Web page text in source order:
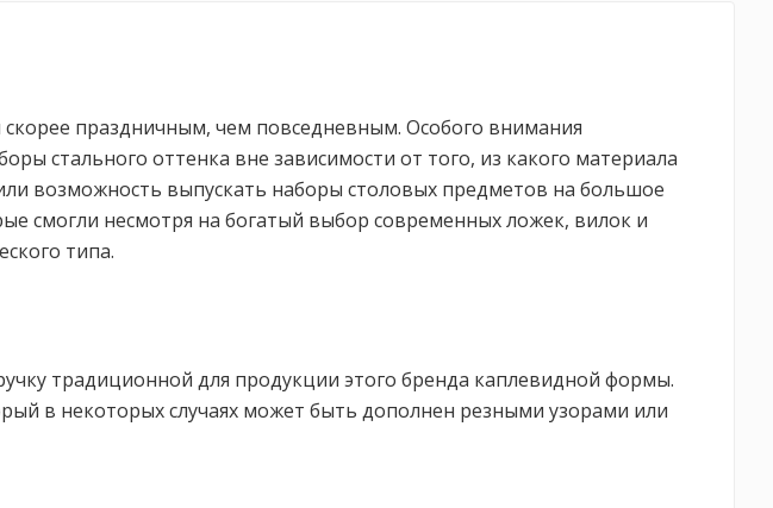
праздничным, чем повседневным. Особого внимания
стального оттенка вне зависимости от того, из какого материала
возможность выпускать наборы столовых предметов на большое
смогли несмотря на богатый выбор современных ложек, вилок и
типа.
традиционной для продукции этого бренда каплевидной формы.
в некоторых случаях может быть дополнен резными узорами или